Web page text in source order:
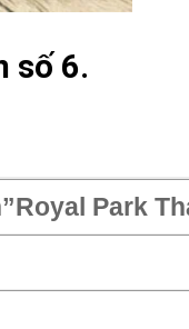
số 6.
Park